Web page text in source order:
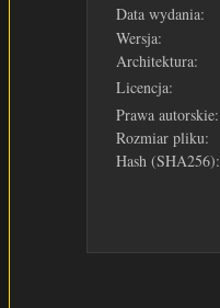
Data wydania:
Wersja:
Architektura:
Licencja:
Prawa autorskie:
Rozmiar pliku:
Hash (SHA256):